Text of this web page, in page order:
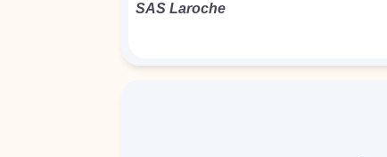
SAS Laroche